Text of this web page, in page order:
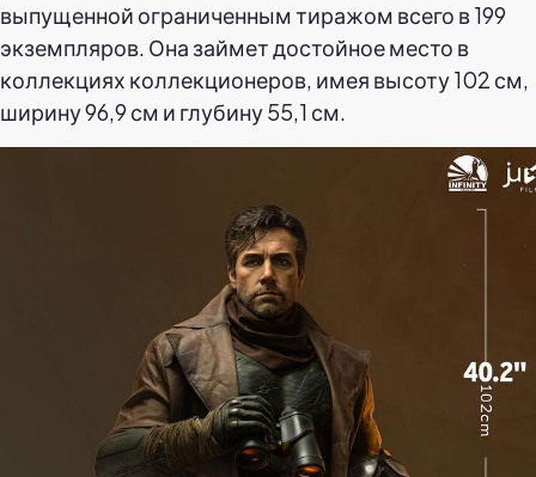
выпущенной ограниченным тиражом всего в 199
экземпляров. Она займет достойное место в
коллекциях коллекционеров, имея высоту 102 см,
ширину 96,9 см и глубину 55,1 см.